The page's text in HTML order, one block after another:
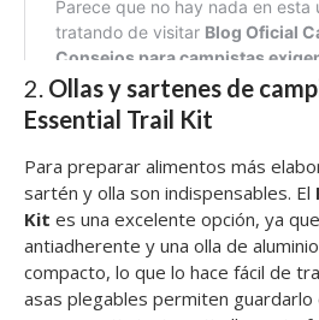
2. Ollas y sartenes de
Essential Trail Kit
Para preparar alimentos más
sartén y olla son indispensables. El
Kit es una excelente opción, ya
antiadherente y una olla de
compacto, lo que lo hace fácil de
asas plegables permiten